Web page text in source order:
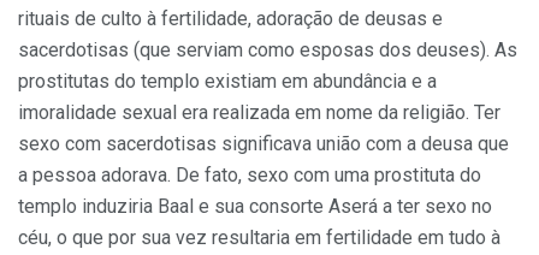
rituais de culto à fertilidade, adoração de deusas e
sacerdotisas (que serviam como esposas dos deuses). As
prostitutas do templo existiam em abundância e a
imoralidade sexual era realizada em nome da religião. Ter
sexo com sacerdotisas significava união com a deusa que
a pessoa adorava. De fato, sexo com uma prostituta do
templo induziria Baal e sua consorte Aserá a ter sexo no
céu, o que por sua vez resultaria em fertilidade em tudo à